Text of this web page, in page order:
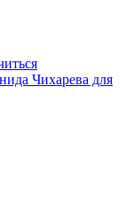
Чихарева для